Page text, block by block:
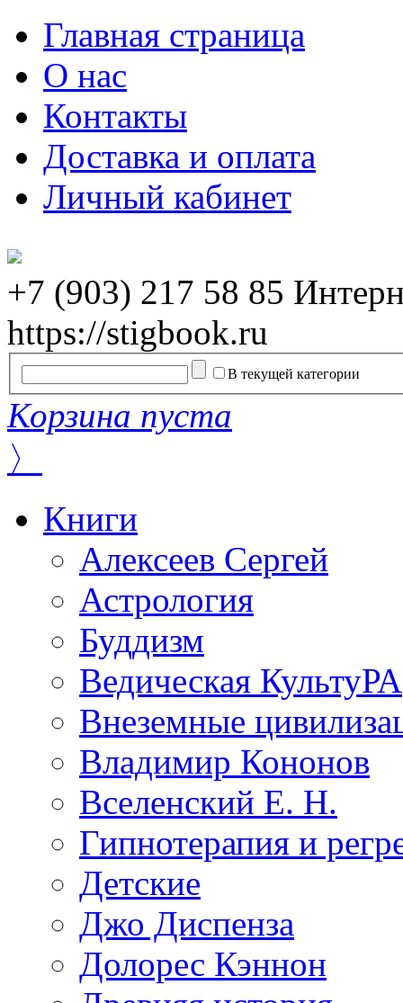
Главная страница
О нас
Контакты
Доставка и оплата
Личный кабинет
+7 (903) 217 58 85
https://stigbook.ru
В текущей категории
Корзина пуста
〉
Книги
Алексеев Сергей
Астрология
Буддизм
Ведическая КультуРА
Внеземные
Владимир Кононов
Вселенский Е. Н.
Гипнотерапия и
Детские
Джо Диспенза
Долорес Кэннон